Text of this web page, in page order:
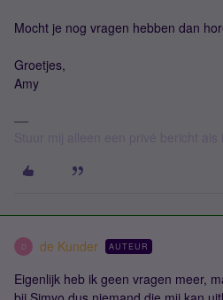
Mocht je nog vragen hebben dan
Groetjes,
Amy
D de Kunder AUTEUR
Eigenlijk heb ik geen vragen meer,